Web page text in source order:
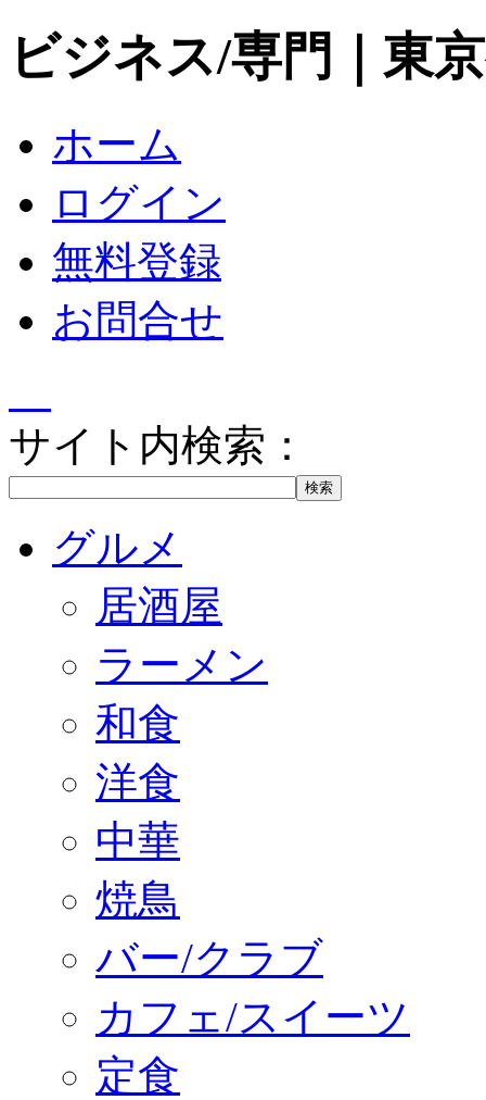
ビジネス/専門｜東
ホーム
ログイン
無料登録
お問合せ
サイト内検索：
グルメ
居酒屋
ラーメン
和食
洋食
中華
焼鳥
バー/クラブ
カフェ/スイーツ
定食